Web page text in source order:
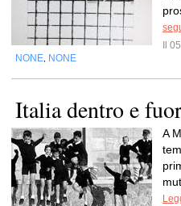
Il
NONE NONE
Italia dentro e
A